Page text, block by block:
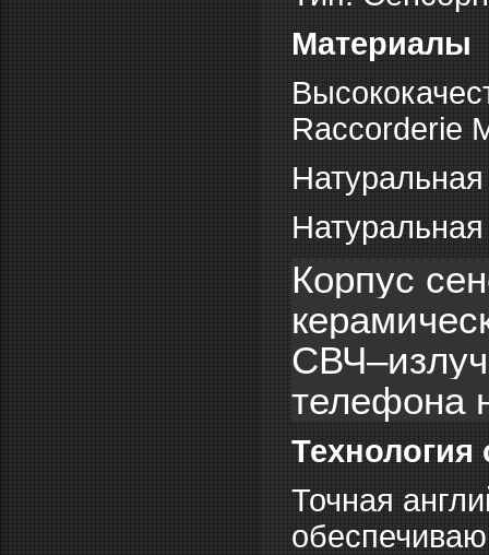
Материалы
Raccorderie
Корпус
телефона
Технология
Точная